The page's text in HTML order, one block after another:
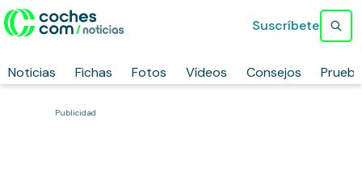
Noticias Fichas Fotos Vídeos Consejos
Suscríbete
Publicidad